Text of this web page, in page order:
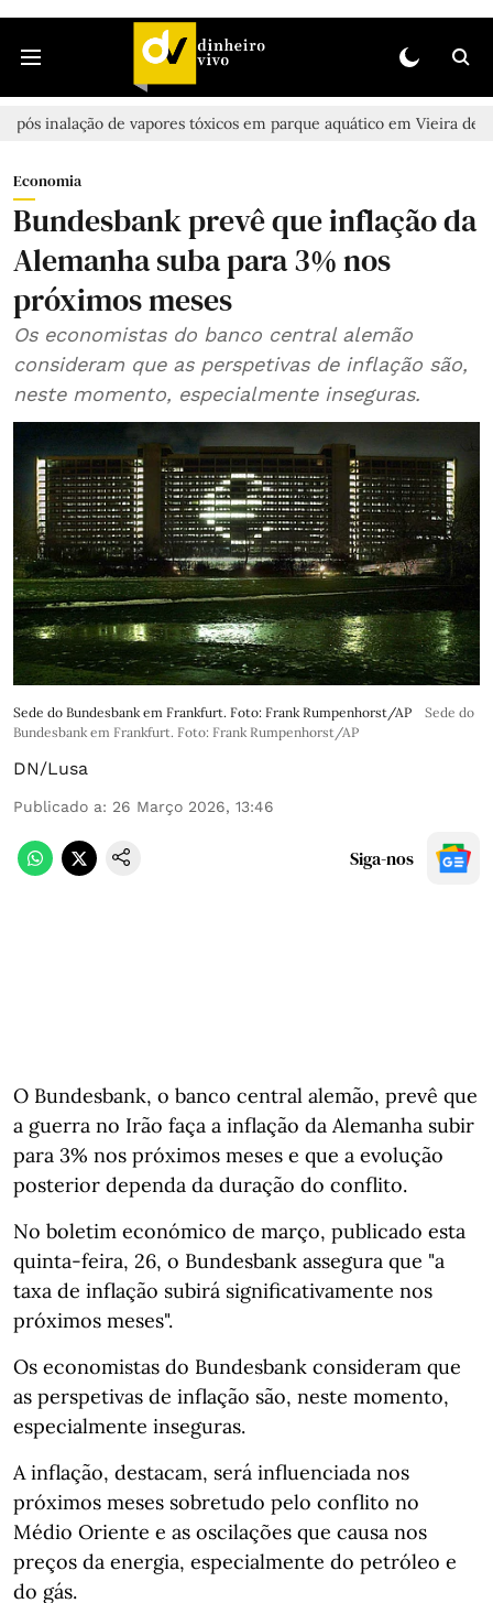
de vapores tóxicos em parque aquático em Vieira de Leiria
Economia
Bundesbank prevê que inflação da
Alemanha suba para 3% nos
próximos meses
Os economistas do banco central alemão
consideram que as perspetivas de inflação são,
neste momento, especialmente inseguras.
Sede do Bundesbank em Frankfurt. Foto: Frank Rumpenhorst/AP
Sede do
Bundesbank em Frankfurt. Foto: Frank Rumpenhorst/AP
DN/Lusa
Publicado a: 26 Março 2026, 13:46
Siga-nos
O Bundesbank, o banco central alemão, prevê que
a guerra no Irão faça a inflação da Alemanha subir
para 3% nos próximos meses e que a evolução
posterior dependa da duração do conflito.
No boletim económico de março, publicado esta
quinta-feira, 26, o Bundesbank assegura que "a
taxa de inflação subirá significativamente nos
próximos meses".
Os economistas do Bundesbank consideram que
as perspetivas de inflação são, neste momento,
especialmente inseguras.
A inflação, destacam, será influenciada nos
próximos meses sobretudo pelo conflito no
Médio Oriente e as oscilações que causa nos
preços da energia, especialmente do petróleo e
do gás.